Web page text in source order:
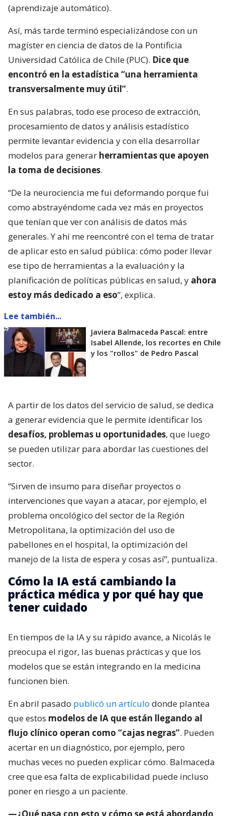
(aprendizaje automático).
Así, más tarde terminó especializándose con un
magíster en ciencia de datos de la Pontificia
Universidad Católica de Chile (PUC). Dice que
encontró en la estadística “una herramienta
transversalmente muy útil”.
En sus palabras, todo ese proceso de extracción,
procesamiento de datos y análisis estadístico
permite levantar evidencia y con ella desarrollar
modelos para generar herramientas que apoyen
la toma de decisiones.
“De la neurociencia me fui deformando porque fui
como abstrayéndome cada vez más en proyectos
que tenían que ver con análisis de datos más
generales. Y ahí me reencontré con el tema de tratar
de aplicar esto en salud pública: cómo poder llevar
ese tipo de herramientas a la evaluación y la
planificación de políticas públicas en salud, y ahora
estoy más dedicado a eso”, explica.
Lee también...
Javiera Balmaceda Pascal: entre
Isabel Allende, los recortes en Chile
y los "rollos" de Pedro Pascal
A partir de los datos del servicio de salud, se dedica
a generar evidencia que le permite identificar los
desafíos, problemas u oportunidades, que luego
se pueden utilizar para abordar las cuestiones del
sector.
“Sirven de insumo para diseñar proyectos o
intervenciones que vayan a atacar, por ejemplo, el
problema oncológico del sector de la Región
Metropolitana, la optimización del uso de
pabellones en el hospital, la optimización del
manejo de la lista de espera y cosas así”, puntualiza.
Cómo la IA está cambiando la
práctica médica y por qué hay que
tener cuidado
En tiempos de la IA y su rápido avance, a Nicolás le
preocupa el rigor, las buenas prácticas y que los
modelos que se están integrando en la medicina
funcionen bien.
En abril pasado publicó un artículo donde plantea
que estos modelos de IA que están llegando al
flujo clínico operan como “cajas negras”. Pueden
acertar en un diagnóstico, por ejemplo, pero
muchas veces no pueden explicar cómo. Balmaceda
cree que esa falta de explicabilidad puede incluso
poner en riesgo a un paciente.